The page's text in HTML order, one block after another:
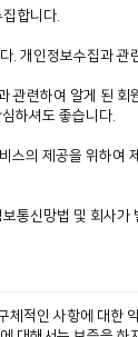
합니다.
개인정보수집과
련하여 알게 된
하셔도 좋습니다.
의 제공을 위하
신망법 및 회사가
적인 사항에 대